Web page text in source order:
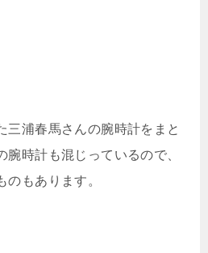
三浦春馬さんの腕時計をまと
時計も混じっているので、
のもあります。